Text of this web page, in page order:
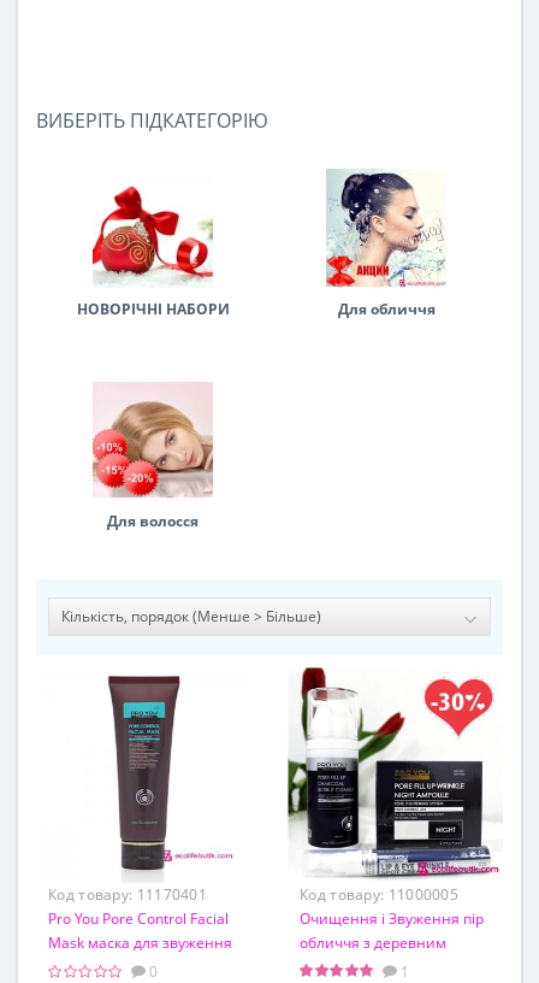
ВИБЕРІТЬ ПІДКАТЕГОРІЮ
НОВОРІЧНІ НАБОРИ Для обличчя
Для волосся
Код товару: 11170401
Pro You Pore Control Facial
Mask маска для звуження
пор, 100 г
0
Код товару: 11000005
Очищення і Звуження пір
обличчя з деревним
вугіллям від Pro You. Набір
1